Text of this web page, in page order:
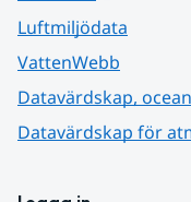
Luftmiljödata
VattenWebb
Datavärdskap,
Datavärdskap för